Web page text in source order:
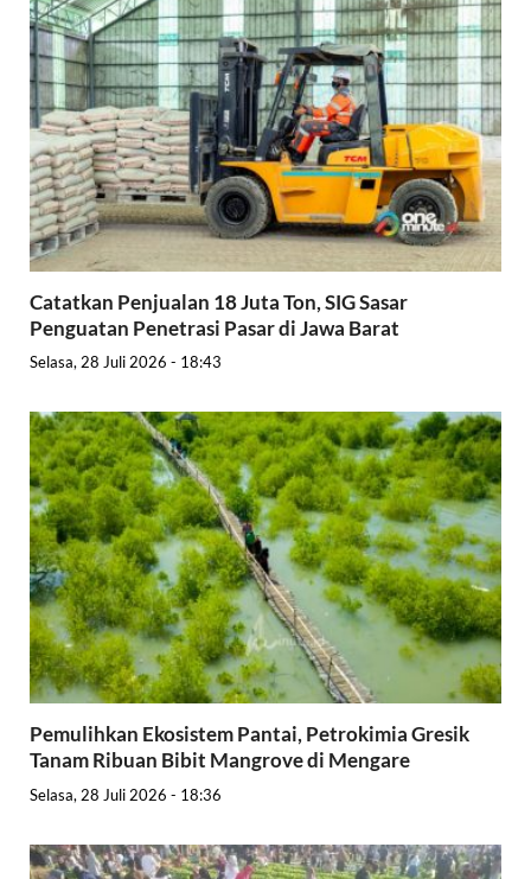
Catatkan Penjualan 18 Juta Ton, SIG Sasar
Penguatan Penetrasi Pasar di Jawa Barat
Selasa, 28 Juli 2026 - 18:43
Pemulihkan Ekosistem Pantai, Petrokimia Gresik
Tanam Ribuan Bibit Mangrove di Mengare
Selasa, 28 Juli 2026 - 18:36